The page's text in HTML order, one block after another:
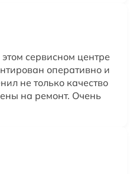
сервисном центре
оперативно и
не только качество
на ремонт. Очень